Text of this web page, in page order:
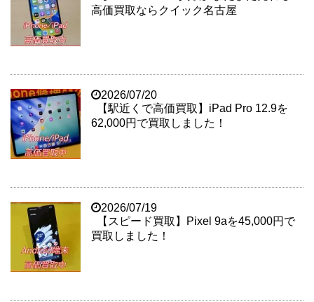
高価買取ならクイック名古屋
2026/07/20
【駅近くで高価買取】iPad Pro 12.9を
62,000円で買取しました！
2026/07/19
【スピード買取】Pixel 9aを45,000円で
買取しました！